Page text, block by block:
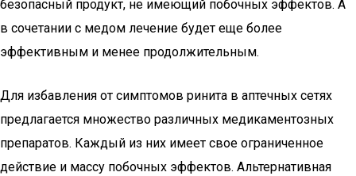
безопасный продукт, не имеющий побочных эффектов. А
в сочетании с медом лечение будет еще более
эффективным и менее продолжительным.
Для избавления от симптомов ринита в аптечных сетях
предлагается множество различных медикаментозных
препаратов. Каждый из них имеет свое ограниченное
действие и массу побочных эффектов. Альтернативная